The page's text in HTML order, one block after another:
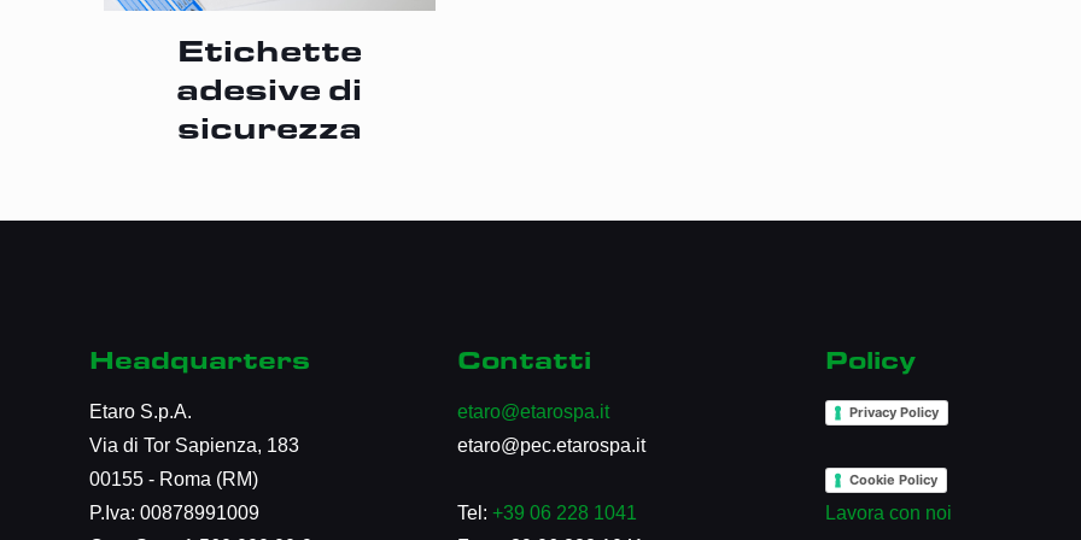
Etichette
adesive di
sicurezza
Headquarters
Etaro S.p.A.
Via di Tor Sapienza, 183
00155 - Roma (RM)
P.Iva: 00878991009
Contatti
etaro@etarospa.it
etaro@pec.etarospa.it
Tel: +39 06 228 1041
Policy
Privacy Policy
Cookie Policy
Lavora con noi